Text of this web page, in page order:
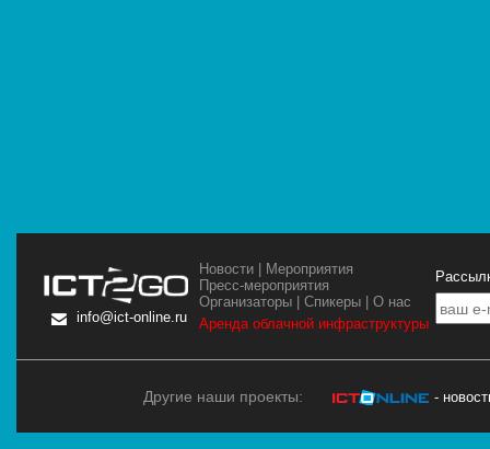
info@ict-online.ru
Новости
Мероприятия
Пресс-мероприятия
Организаторы |Спикеры |О нас
Аренда облачной инфраструктуры
Другие наши проекты: -